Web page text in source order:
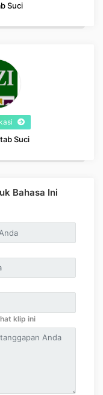
Suci
Suci
Bahasa Ini
klip ini